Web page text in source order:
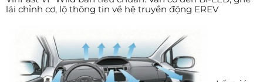
lái chỉnh cơ, lộ thông tin về hệ truyền động EREV